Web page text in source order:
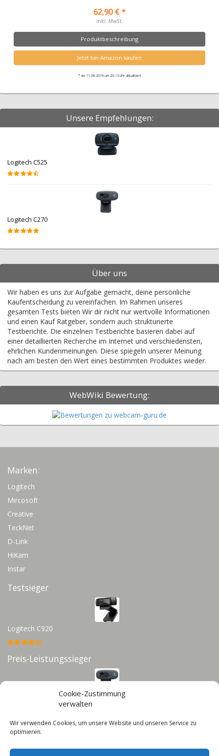
Cookie-Zustimmung
verwalten
Wir verwenden Cookies, um unsere Website und unseren Service zu
optimieren.
62,90 € *
inkl. MwSt.
Produktbeschreibung
Jetzt bei Amazon kaufen
* am 11.08.2019 um 20:13 Uhr aktualisiert
Unsere Empfehlungen:
Logitech C525
Logitech C270
Über uns
Wir haben es uns zur Aufgabe gemacht, deine persönliche
Kaufentscheidung zu vereinfachen. Im Rahmen unseres
gesamten Tests bieten Wir dir nicht nur wertvolle Informationen
und einen Kauf Ratgeber, sondern auch strukturierte
Testberichte. Die einzelnen Testberichte basieren dabei auf
einer detaillierten Recherche im Internet und verschiedensten,
ehrlichen Kundenmeinungen. Diese spiegeln unserer Meinung
nach am besten den Wert eines bestimmten Produktes wieder.
WebWiki Bewertung:
Marken:
Logitech
Mircosoft
Creative
TeckNet
D-Link
HiKam
Instar
Testsieger
Logitech C920
Preis-Leistungssieger
Infos